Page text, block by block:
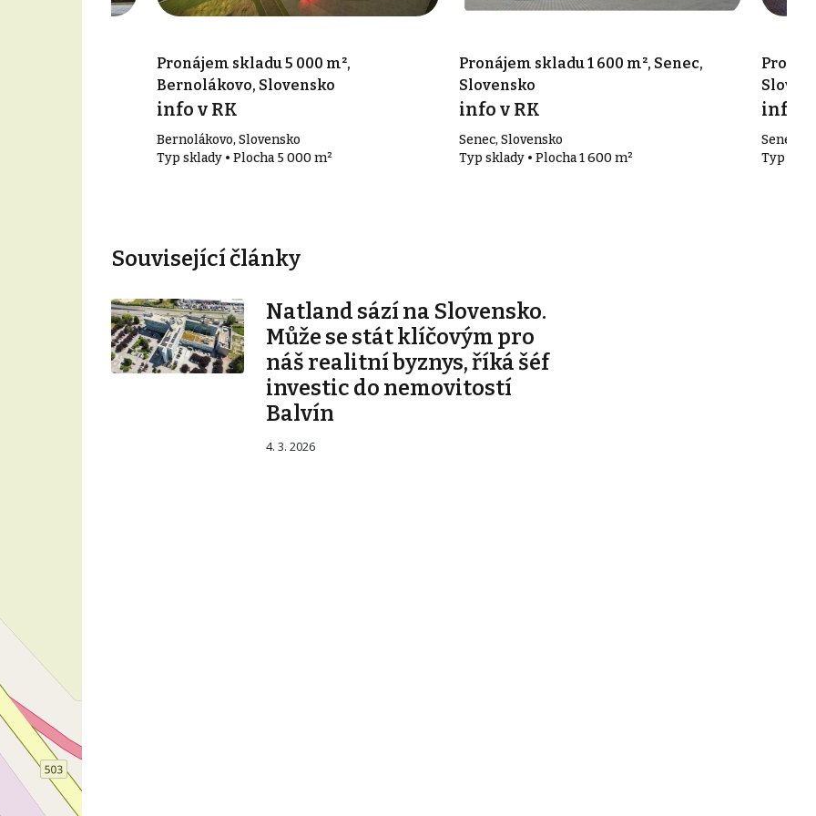
Pronájem skladu 5 000 m²,
Bernolákovo, Slovensko
info v RK
Bernolákovo, Slovensko
Typ sklady • Plocha 5 000 m²
Pronájem skladu 1 600 m², Senec,
Slovensko
info v RK
Senec, Slovensko
Typ sklady • Plocha 1 600 m²
info v
Senec,
Typ
Související články
Natland sází na Slovensko.
Může se stát klíčovým pro
náš realitní byznys, říká šéf
investic do nemovitostí
Balvín
4. 3. 2026